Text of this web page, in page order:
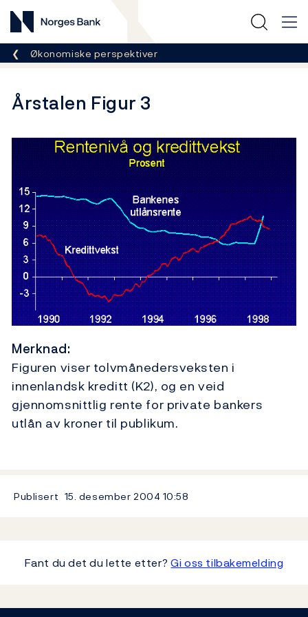
Norges Bank
Her er du nå:
Økonomiske perspektiver
Årstalen Figur 3
Merknad:
Figuren viser tolvmånedersveksten i
innenlandsk kreditt (K2), og en veid
gjennomsnittlig rente for private bankers
utlån av kroner til publikum.
Publisert 15. desember 2004 10:58
Fant du det du lette etter?Gi oss tilbakemelding